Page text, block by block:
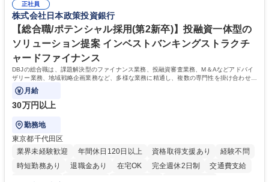
募集職種 【大阪・京都・滋賀】営業事務 ※未経験可
えて、お客様や社員の状況に合わせ、能動的なサポート、改善の動きも期
待され。組織を支えるスペシャリストとして、チームに貢献し、結果的に
社員から頼られる存在になることができます。平均19:30の退勤以降の業
務の持ち帰りも禁止されており、メリハリのある働き方となります。 学
歴・資格 学歴：大学院 大学 高専 短大 語学力： 資格：
正社員
株式会社日本政策投資銀行
【総合職/ポテンシャル採用(第2新卒)】投融資一体型の
ソリューション提案 インベストバンキングストラクチ
ャードファイナンス
DBJの総合職は、課題解決型のファイナンス業務、投融資審査業務、M＆Aなどアドバイ
ザリー業務、地域戦略企画業務など、多様な業務に精通し、複数の専門性を掛け合わせて
広く社会に貢献していく職種です。
月給
30万円以上
勤務地
東京都千代田区
業界未経験歓迎
年間休日120日以上 資格取得支援あり
経験不問
時短勤務あり
退職金あり 在宅OK 完全週休2日制
交通費支給